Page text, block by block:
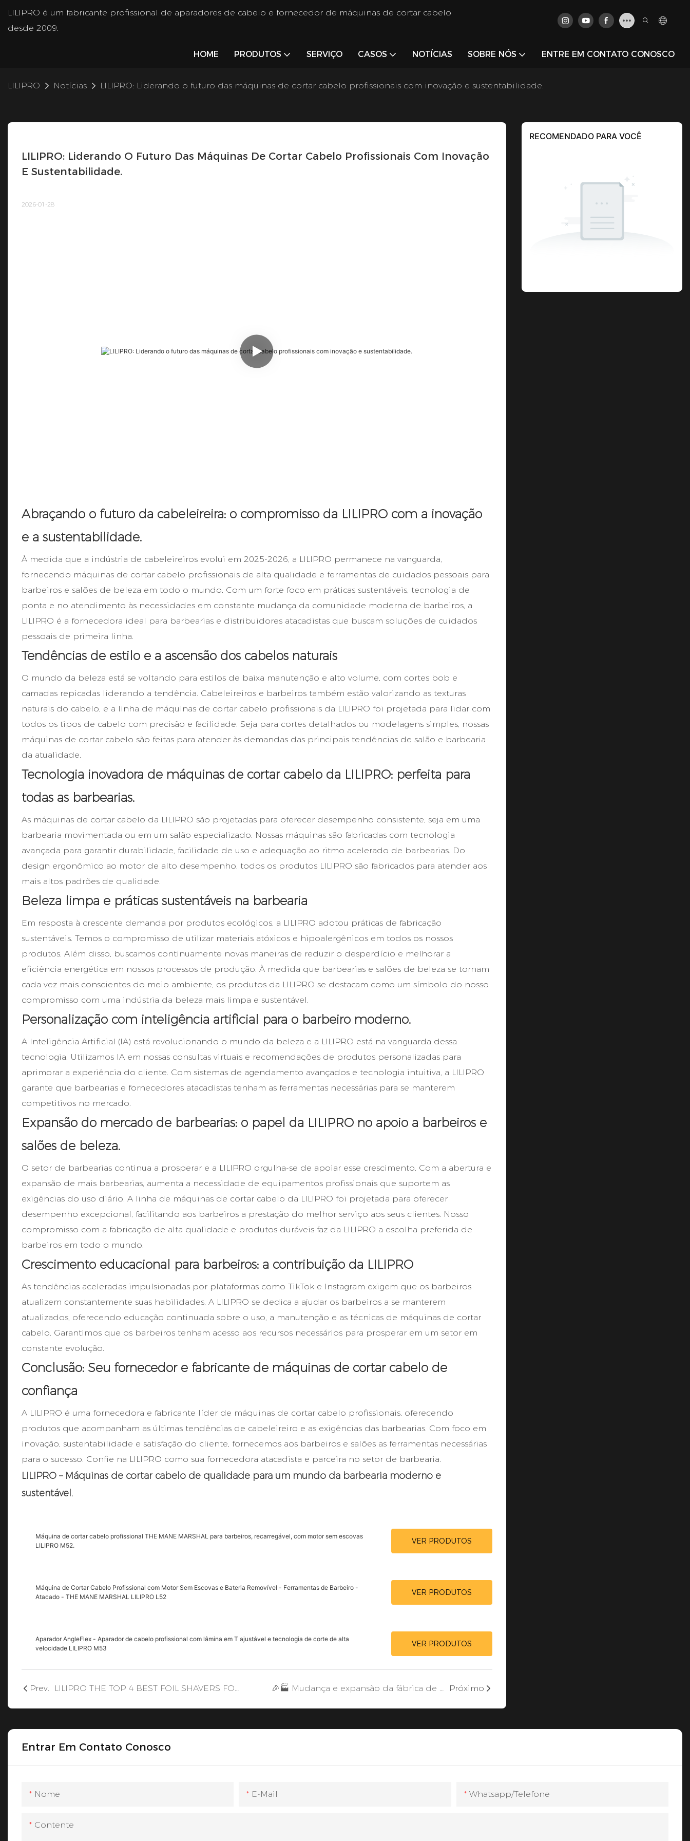
LILIPRO é um fabricante profissional de aparadores de cabelo e fornecedor de máquinas de cortar cabelo
desde 2009.
HOME PRODUTOS SERVIÇO CASOS NOTÍCIAS SOBRE NÓS ENTRE EM CONTATO CONOSCO
LILIPRO Notícias LILIPRO: Liderando o futuro das máquinas de cortar cabelo profissionais com inovação e sustentabilidade.
LILIPRO: Liderando O Futuro Das Máquinas De Cortar Cabelo Profissionais Com Inovação
E Sustentabilidade.
2026-01-28
Abraçando o futuro da cabeleireira: o compromisso da LILIPRO com a inovação
e a sustentabilidade.
À medida que a indústria de cabeleireiros evolui em 2025-2026, a LILIPRO permanece na vanguarda,
fornecendo máquinas de cortar cabelo profissionais de alta qualidade e ferramentas de cuidados pessoais para
barbeiros e salões de beleza em todo o mundo. Com um forte foco em práticas sustentáveis, tecnologia de
ponta e no atendimento às necessidades em constante mudança da comunidade moderna de barbeiros, a
LILIPRO é a fornecedora ideal para barbearias e distribuidores atacadistas que buscam soluções de cuidados
pessoais de primeira linha.
Tendências de estilo e a ascensão dos cabelos naturais
O mundo da beleza está se voltando para estilos de baixa manutenção e alto volume, com cortes bob e
camadas repicadas liderando a tendência. Cabeleireiros e barbeiros também estão valorizando as texturas
naturais do cabelo, e a linha de máquinas de cortar cabelo profissionais da LILIPRO foi projetada para lidar com
todos os tipos de cabelo com precisão e facilidade. Seja para cortes detalhados ou modelagens simples, nossas
máquinas de cortar cabelo são feitas para atender às demandas das principais tendências de salão e barbearia
da atualidade.
Tecnologia inovadora de máquinas de cortar cabelo da LILIPRO: perfeita para
todas as barbearias.
As máquinas de cortar cabelo da LILIPRO são projetadas para oferecer desempenho consistente, seja em uma
barbearia movimentada ou em um salão especializado. Nossas máquinas são fabricadas com tecnologia
avançada para garantir durabilidade, facilidade de uso e adequação ao ritmo acelerado de barbearias. Do
design ergonômico ao motor de alto desempenho, todos os produtos LILIPRO são fabricados para atender aos
mais altos padrões de qualidade.
Beleza limpa e práticas sustentáveis ​​na barbearia
Em resposta à crescente demanda por produtos ecológicos, a LILIPRO adotou práticas de fabricação
sustentáveis. Temos o compromisso de utilizar materiais atóxicos e hipoalergênicos em todos os nossos
produtos. Além disso, buscamos continuamente novas maneiras de reduzir o desperdício e melhorar a
eficiência energética em nossos processos de produção. À medida que barbearias e salões de beleza se tornam
cada vez mais conscientes do meio ambiente, os produtos da LILIPRO se destacam como um símbolo do nosso
compromisso com uma indústria da beleza mais limpa e sustentável.
Personalização com inteligência artificial para o barbeiro moderno.
A Inteligência Artificial (IA) está revolucionando o mundo da beleza e a LILIPRO está na vanguarda dessa
tecnologia. Utilizamos IA em nossas consultas virtuais e recomendações de produtos personalizadas para
aprimorar a experiência do cliente. Com sistemas de agendamento avançados e tecnologia intuitiva, a LILIPRO
garante que barbearias e fornecedores atacadistas tenham as ferramentas necessárias para se manterem
competitivos no mercado.
Expansão do mercado de barbearias: o papel da LILIPRO no apoio a barbeiros e
salões de beleza.
O setor de barbearias continua a prosperar e a LILIPRO orgulha-se de apoiar esse crescimento. Com a abertura e
expansão de mais barbearias, aumenta a necessidade de equipamentos profissionais que suportem as
exigências do uso diário. A linha de máquinas de cortar cabelo da LILIPRO foi projetada para oferecer
desempenho excepcional, facilitando aos barbeiros a prestação do melhor serviço aos seus clientes. Nosso
compromisso com a fabricação de alta qualidade e produtos duráveis ​​faz da LILIPRO a escolha preferida de
barbeiros em todo o mundo.
Crescimento educacional para barbeiros: a contribuição da LILIPRO
As tendências aceleradas impulsionadas por plataformas como TikTok e Instagram exigem que os barbeiros
atualizem constantemente suas habilidades. A LILIPRO se dedica a ajudar os barbeiros a se manterem
atualizados, oferecendo educação continuada sobre o uso, a manutenção e as técnicas de máquinas de cortar
cabelo. Garantimos que os barbeiros tenham acesso aos recursos necessários para prosperar em um setor em
constante evolução.
Conclusão: Seu fornecedor e fabricante de máquinas de cortar cabelo de
confiança
A LILIPRO é uma fornecedora e fabricante líder de máquinas de cortar cabelo profissionais, oferecendo
produtos que acompanham as últimas tendências de cabeleireiro e as exigências das barbearias. Com foco em
inovação, sustentabilidade e satisfação do cliente, fornecemos aos barbeiros e salões as ferramentas necessárias
para o sucesso. Confie na LILIPRO como sua fornecedora atacadista e parceira no setor de barbearia.
LILIPRO – Máquinas de cortar cabelo de qualidade para um mundo da barbearia moderno e
sustentável.
Máquina de cortar cabelo profissional THE MANE MARSHAL para barbeiros, recarregável, com motor sem escovas
LILIPRO M52.
VER PRODUTOS
Máquina de Cortar Cabelo Profissional com Motor Sem Escovas e Bateria Removível - Ferramentas de Barbeiro -
Atacado - THE MANE MARSHAL LILIPRO L52
VER PRODUTOS
Aparador AngleFlex - Aparador de cabelo profissional com lâmina em T ajustável e tecnologia de corte de alta
velocidade LILIPRO M53
VER PRODUTOS
Prev. LILIPRO THE TOP 4 BEST FOIL SHAVERS FOR BARBERS IN 2026 🎉🏭 Mudança e expansão da fábrica de máquinas de cortar cabelo profissionais LILIPRO: um novo capítulo de crescimento e excelência. Próximo
RECOMENDADO PARA VOCÊ
Entrar Em Contato Conosco
Nome E-Mail Whatsapp/Telefone
Contente